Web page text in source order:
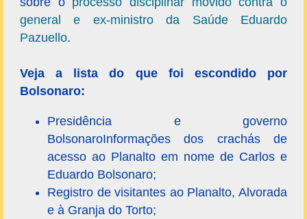
general e ex-ministro da Saúde Eduardo
Pazuello.
Veja a lista do que foi escondido por
Bolsonaro:
Presidência e governo
BolsonaroInformações dos crachás de
acesso ao Planalto em nome de Carlos e
Eduardo Bolsonaro;
Registro de visitantes ao Planalto, Alvorada
e à Granja do Torto;